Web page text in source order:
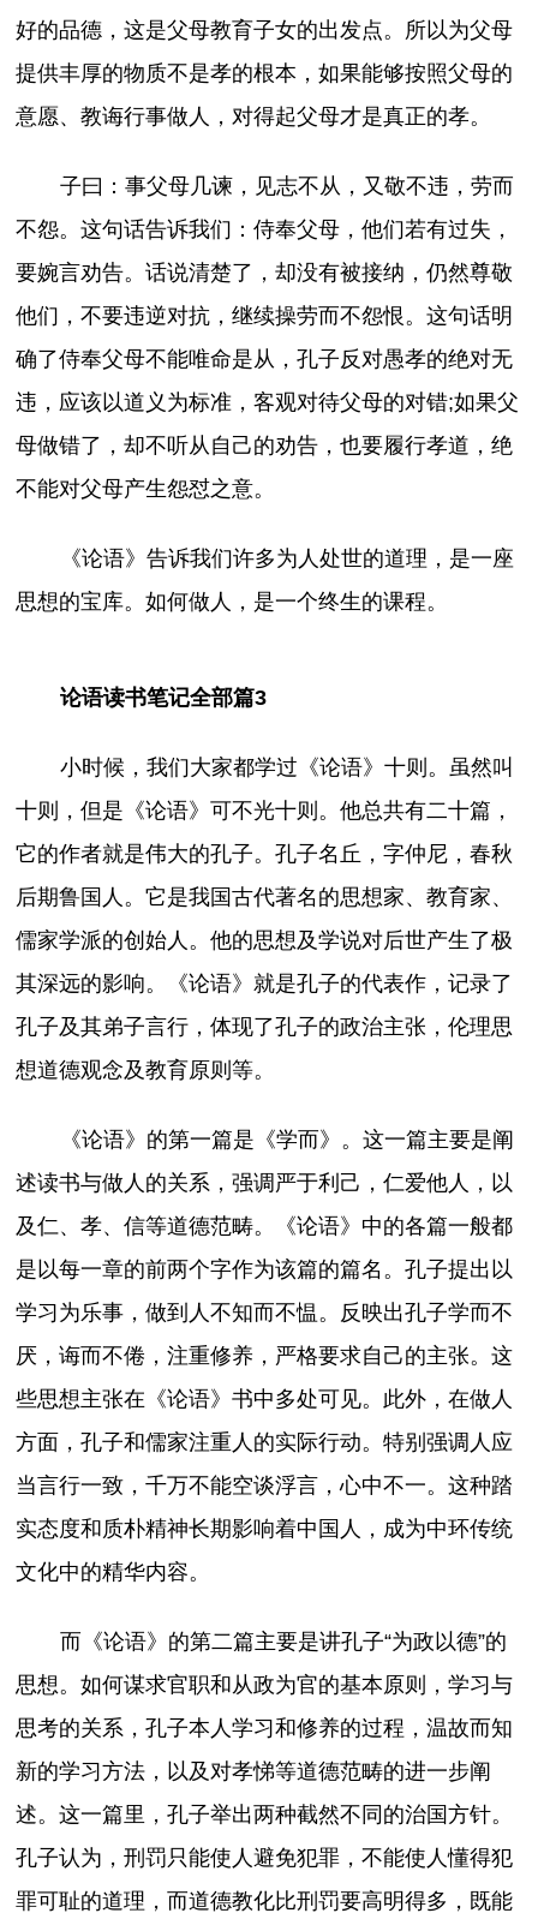
好的品德，这是父母教育子女的出发点。所以为父母
提供丰厚的物质不是孝的根本，如果能够按照父母的
意愿、教诲行事做人，对得起父母才是真正的孝。
子曰：事父母几谏，见志不从，又敬不违，劳而
不怨。这句话告诉我们：侍奉父母，他们若有过失，
要婉言劝告。话说清楚了，却没有被接纳，仍然尊敬
他们，不要违逆对抗，继续操劳而不怨恨。这句话明
确了侍奉父母不能唯命是从，孔子反对愚孝的绝对无
违，应该以道义为标准，客观对待父母的对错;如果父
母做错了，却不听从自己的劝告，也要履行孝道，绝
不能对父母产生怨怼之意。
《论语》告诉我们许多为人处世的道理，是一座
思想的宝库。如何做人，是一个终生的课程。
论语读书笔记全部篇3
小时候，我们大家都学过《论语》十则。虽然叫
十则，但是《论语》可不光十则。他总共有二十篇，
它的作者就是伟大的孔子。孔子名丘，字仲尼，春秋
后期鲁国人。它是我国古代著名的思想家、教育家、
儒家学派的创始人。他的思想及学说对后世产生了极
其深远的影响。《论语》就是孔子的代表作，记录了
孔子及其弟子言行，体现了孔子的政治主张，伦理思
想道德观念及教育原则等。
《论语》的第一篇是《学而》。这一篇主要是阐
述读书与做人的关系，强调严于利己，仁爱他人，以
及仁、孝、信等道德范畴。《论语》中的各篇一般都
是以每一章的前两个字作为该篇的篇名。孔子提出以
学习为乐事，做到人不知而不愠。反映出孔子学而不
厌，诲而不倦，注重修养，严格要求自己的主张。这
些思想主张在《论语》书中多处可见。此外，在做人
方面，孔子和儒家注重人的实际行动。特别强调人应
当言行一致，千万不能空谈浮言，心中不一。这种踏
实态度和质朴精神长期影响着中国人，成为中环传统
文化中的精华内容。
而《论语》的第二篇主要是讲孔子“为政以德”的
思想。如何谋求官职和从政为官的基本原则，学习与
思考的关系，孔子本人学习和修养的过程，温故而知
新的学习方法，以及对孝悌等道德范畴的进一步阐
述。这一篇里，孔子举出两种截然不同的治国方针。
孔子认为，刑罚只能使人避免犯罪，不能使人懂得犯
罪可耻的道理，而道德教化比刑罚要高明得多，既能